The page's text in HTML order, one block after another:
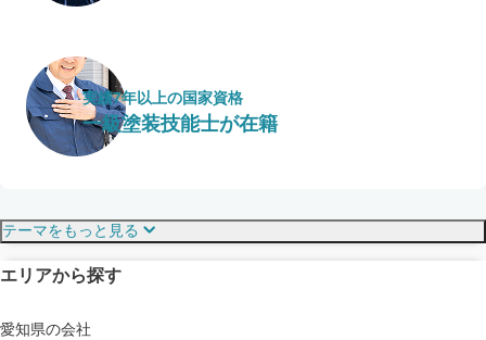
実績7年以上の国家資格
一級塗装技能士が在籍
見えにくい屋根も安心
ドローン診断
テーマをもっと見る
エリアから探す
愛知県の会社